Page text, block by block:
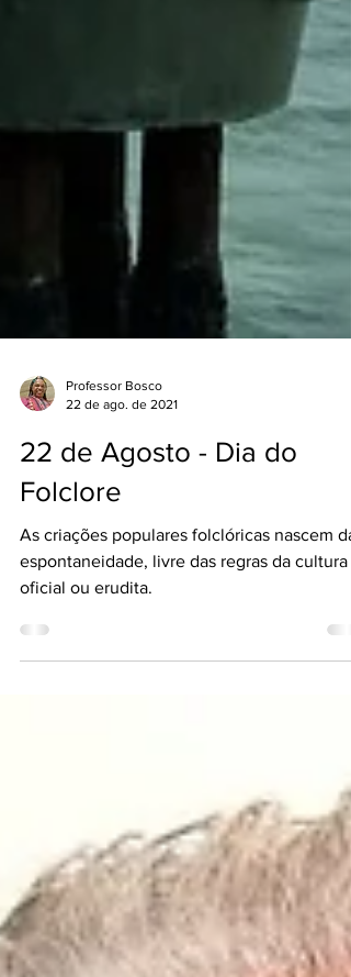
Professor Bosco
22 de Agosto - Dia do
Folclore
espontaneidade, livre das regras da cultura
oficial ou erudita.